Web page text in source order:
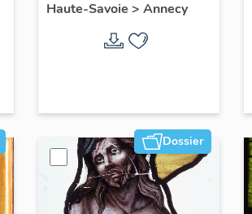
Claude-Louis-Berthollet
Haute-Savoie > Annecy
Dossier